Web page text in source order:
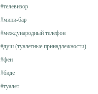
#телевизор
#мини-бар
#международный телефон
#душ (туалетные принадлежности)
#фен
#биде
#туалет